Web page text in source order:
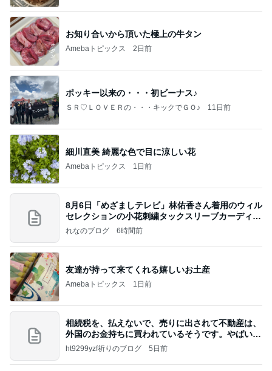
ガザル
お知り合いから頂いた極上の牛タン
Amebaトピックス 2日前
ポッキー以来の・・・初ビーナス♪
ＳＲ♡ＬＯＶＥＲの・・・キックでＧＯ♪ 11日前
細川直美 綺麗な色で目に涼しい花
Amebaトピックス 1日前
8月6日「めざましテレビ」林佑香さん着用のウィル
セレクションの小花刺繍タックスリーブカーディガ
ン
れなのブログ 6時間前
友達が持って来てくれる嬉しいお土産
Amebaトピックス 1日前
相続税を、払えないで、売りに出されて不動産は、
外国のお金持ちに買われているそうです。やばいで
すよ
ht9299yzf祈りのブログ 5日前